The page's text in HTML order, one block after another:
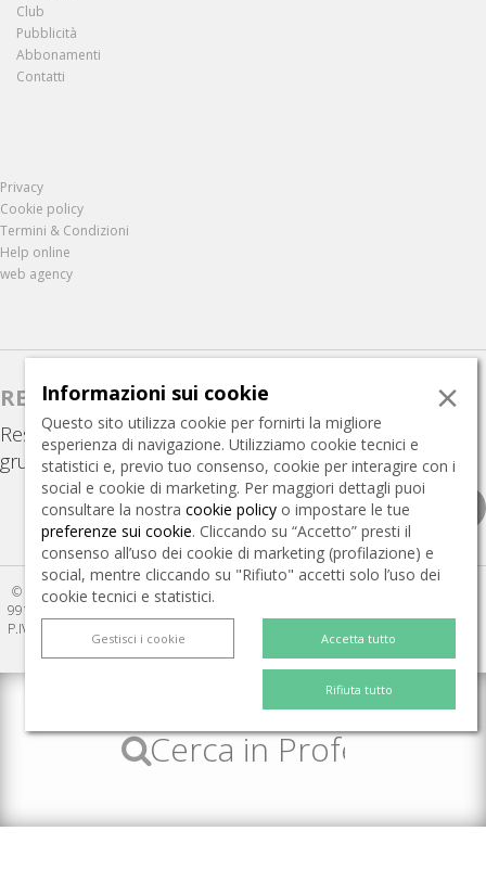
Club
Pubblicità
Abbonamenti
Contatti
Privacy
Cookie policy
Termini & Condizioni
Help online
web agency
RESTA AGGIORNATO
Resta aggiornato su TUTTE le novità e gli eventi del
gruppo PVI.
© 2026 Helyx srl a socio unico | Milano: Via Eritrea, 21 – 20157 Tel +39 02 2772
991 (Sede legale) | Roma: Viale dell'Arte, 25 - 00144 PEC helyx.srl@legalmail.it |
P.IVA 07106000966 | REA MI - 1935962 | Capitale Sociale: €40.000 i.v. | Società
soggetta a direzione e coordinamento di Tecniche Nuove S.p.A.
Informazioni sui cookie ×
Questo sito utilizza cookie per fornirti la migliore
esperienza di navigazione. Utilizziamo cookie tecnici e
statistici e, previo tuo consenso, cookie per interagire con i
social e cookie di marketing. Per maggiori dettagli puoi
consultare la nostracookie policy o impostare le tue
preferenze sui cookie. Cliccando su “Accetto” presti il
consenso all’uso dei cookie di marketing (profilazione) e
social, mentre cliccando su "Rifiuto" accetti solo l’uso dei
cookie tecnici e statistici.
Gestisci i cookie Accetta tutto
Rifiuta tutto